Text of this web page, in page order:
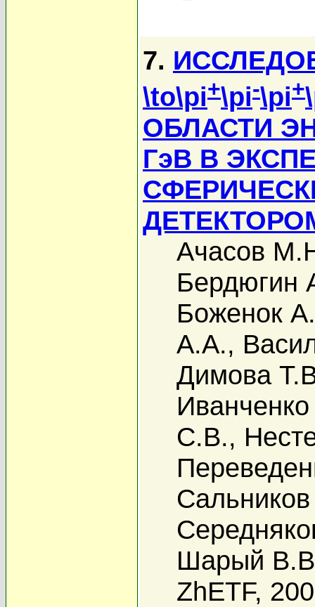
7.
\to\pi+\pi-\pi+
ОБЛАСТИ
ГэВ В
Ачасов
Бердюгин
Боженок
А.А.,
Димова
С.В.,
Шарый
ZhETF,